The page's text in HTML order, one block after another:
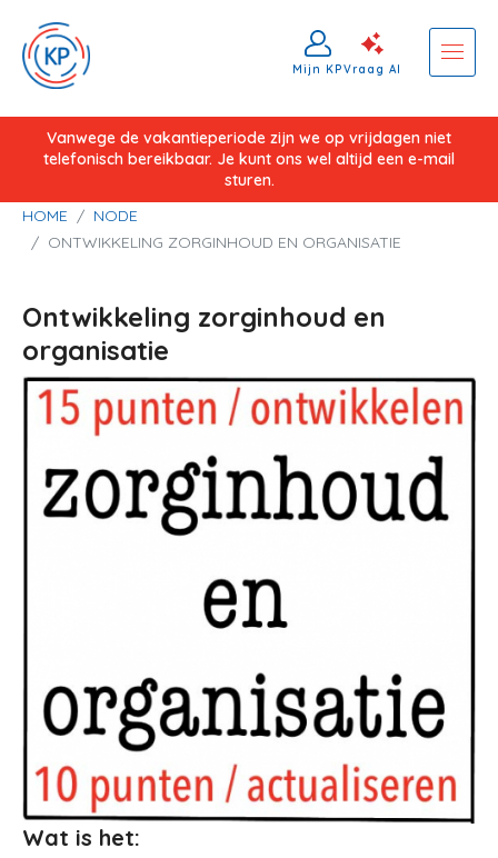
Overslaan
inhoud
Vanwege de vakantieperiode zijn we op vrijdagen niet
telefonisch bereikbaar. Je kunt ons wel altijd een e-mail
sturen.
Mijn KPVraag AI
Kruimelpad
HOME
NODE
ONTWIKKELING ZORGINHOUD EN ORGANISATIE
Ontwikkeling zorginhoud en
organisatie
Image
Wat is het: